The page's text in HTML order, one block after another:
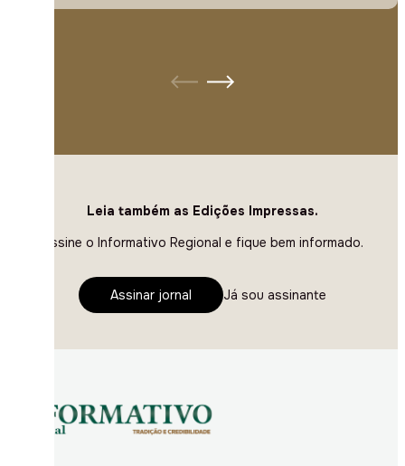
Leia também as Edições Impressas.
Assine o Informativo Regional e fique bem informado.
Assinar jornal Já sou assinante